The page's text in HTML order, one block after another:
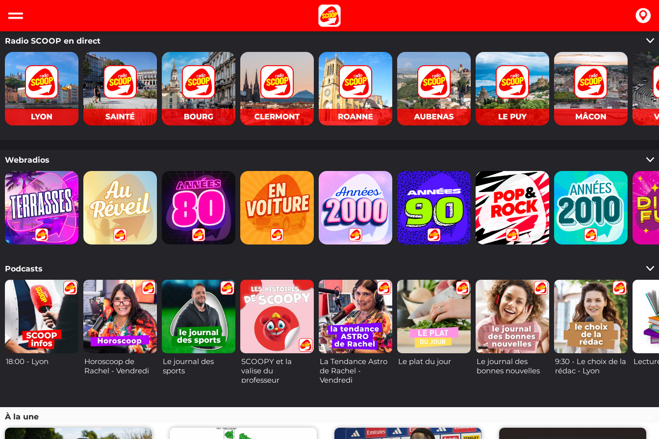
titres
Radio SCOOP en direct
Webradios
Podcasts
18:00 - Lyon
Horoscoop de
Rachel - Vendredi
Le journal des
sports
SCOOPY et la
valise du
professeur
La Tendance Astro
de Rachel -
Vendredi
Le plat du jour
Le journal des
bonnes nouvelles
9:30 - Le choix de la
rédac - Lyon
À la une